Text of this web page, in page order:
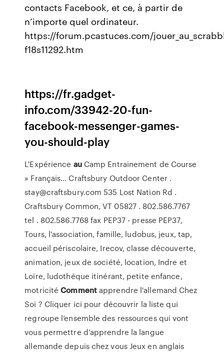
contacts Facebook, et ce, à partir de
n’importe quel ordinateur.
https://forum.pcastuces.com/
f18s11292.htm
https://fr.gadget-
info.com/33942-20-fun-
facebook-messenger-games-
you-should-play
L'Expérience auCamp Entrainement de Course
» Français… Craftsbury Outdoor Center .
stay@craftsbury.com 535 Lost Nation Rd .
Craftsbury Common, VT 05827 . 802.586.7767
tel . 802.586.7768 fax PEP37 - presse PEP37,
Tours, l'association, famille, ludobus, jeux, tap,
accueil périscolaire, Irecov, classe découverte,
animation, jeux de société, location, Indre et
Loire, ludothéque itinérant, petite enfance,
motricitéCommentapprendre l'allemand Chez
Soi ? Cliquer ici pour découvrir la liste qui
regroupe l’ensemble des ressources qui vont
vous permettre d’apprendre la langue
allemande depuis chez vousJeux en anglais